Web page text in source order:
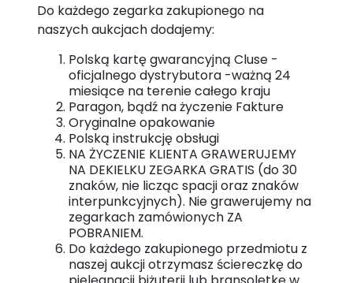
Do każdego zegarka zakupionego na
naszych aukcjach dodajemy:
Polską kartę gwarancyjną Cluse -
oficjalnego dystrybutora -ważną 24
miesiące na terenie całego kraju
Paragon, bądź na życzenie Fakture
Oryginalne opakowanie
Polską instrukcję obsługi
NA ŻYCZENIE KLIENTA GRAWERUJEMY
NA DEKIELKU ZEGARKA GRATIS (do 30
znaków, nie licząc spacji oraz znaków
interpunkcyjnych). Nie grawerujemy na
zegarkach zamówionych ZA
POBRANIEM.
Do każdego zakupionego przedmiotu z
naszej aukcji otrzymasz ściereczkę do